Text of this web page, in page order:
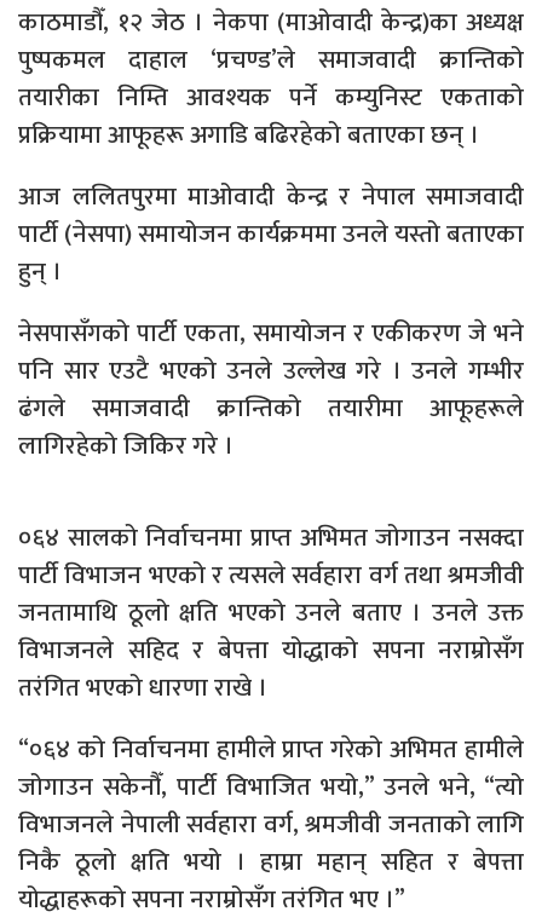
काठमाडौँ, १२ जेठ । नेकपा (माओवादी केन्द्र)का अध्यक्ष
पुष्पकमल दाहाल ‘प्रचण्ड’ले समाजवादी क्रान्तिको
तयारीका निम्ति आवश्यक पर्ने कम्युनिस्ट एकताको
प्रक्रियामा आफूहरू अगाडि बढिरहेको बताएका छन् ।
आज ललितपुरमा माओवादी केन्द्र र नेपाल समाजवादी
पार्टी (नेसपा) समायोजन कार्यक्रममा उनले यस्तो बताएका
हुन् ।
नेसपासँगको पार्टी एकता, समायोजन र एकीकरण जे भने
पनि सार एउटै भएको उनले उल्लेख गरे । उनले गम्भीर
ढंगले समाजवादी क्रान्तिको तयारीमा आफूहरूले
लागिरहेको जिकिर गरे ।
०६४ सालको निर्वाचनमा प्राप्त अभिमत जोगाउन नसक्दा
पार्टी विभाजन भएको र त्यसले सर्वहारा वर्ग तथा श्रमजीवी
जनतामाथि ठूलो क्षति भएको उनले बताए । उनले उक्त
विभाजनले सहिद र बेपत्ता योद्धाको सपना नराम्रोसँग
तरंगित भएको धारणा राखे ।
“०६४ को निर्वाचनमा हामीले प्राप्त गरेको अभिमत हामीले
जोगाउन सकेनौँ, पार्टी विभाजित भयो,” उनले भने, “त्यो
विभाजनले नेपाली सर्वहारा वर्ग, श्रमजीवी जनताको लागि
निकै ठूलो क्षति भयो । हाम्रा महान् सहित र बेपत्ता
योद्धाहरूको सपना नराम्रोसँग तरंगित भए ।”